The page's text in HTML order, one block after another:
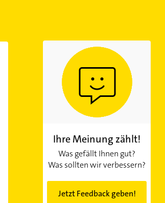
Ihre Meinung zählt!
Was gefällt Ihnen gut?
Was sollten wir verbessern?
Jetzt Feedback geben!